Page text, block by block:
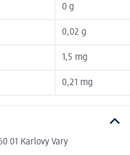
0 g
0,02 g
1,5 mg
0,21 mg
01 Karlovy Vary